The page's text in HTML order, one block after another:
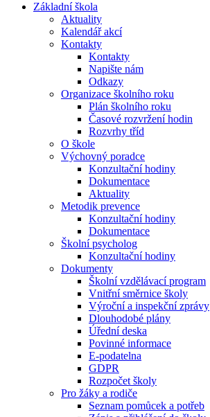
Základní škola
Aktuality
Kalendář akcí
Kontakty
Kontakty
Napište nám
Odkazy
Organizace školního roku
Plán školního roku
Časové rozvržení hodin
Rozvrhy tříd
O škole
Výchovný poradce
Konzultační hodiny
Dokumentace
Aktuality
Metodik prevence
Konzultační hodiny
Dokumentace
Školní psycholog
Konzultační hodiny
Dokumenty
Školní vzdělávací program
Vnitřní směrnice školy
Výroční a inspekční zprávy
Dlouhodobé plány
Úřední deska
Povinné informace
E-podatelna
GDPR
Rozpočet školy
Pro žáky a rodiče
Seznam pomůcek a potřeb